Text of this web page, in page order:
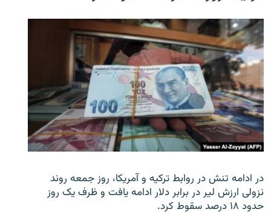
در ادامه تنش در روابط ترکیه و آمریکا، روز جمعه روند
نزولی ارزش لیر در برابر دلار ادامه یافت و ظرف یک روز
حدود ۱۸ درصد سقوط کرد.